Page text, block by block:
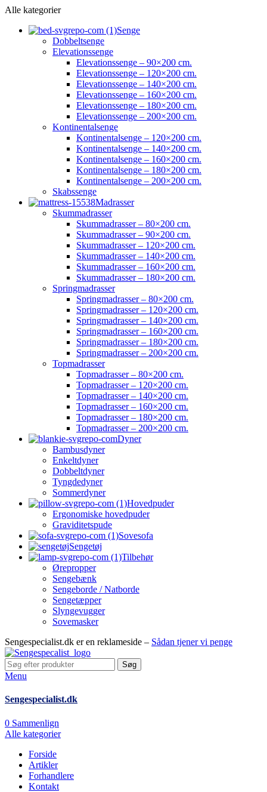
Alle kategorier
Senge
Dobbeltsenge
Elevationssenge
Elevationssenge – 90×200 cm.
Elevationssenge – 120×200 cm.
Elevationssenge – 140×200 cm.
Elevationssenge – 160×200 cm.
Elevationssenge – 180×200 cm.
Elevationssenge – 200×200 cm.
Kontinentalsenge
Kontinentalsenge – 120×200 cm.
Kontinentalsenge – 140×200 cm.
Kontinentalsenge – 160×200 cm.
Kontinentalsenge – 180×200 cm.
Kontinentalsenge – 200×200 cm.
Skabssenge
Madrasser
Skummadrasser
Skummadrasser – 80×200 cm.
Skummadrasser – 90×200 cm.
Skummadrasser – 120×200 cm.
Skummadrasser – 140×200 cm.
Skummadrasser – 160×200 cm.
Skummadrasser – 180×200 cm.
Springmadrasser
Springmadrasser – 80×200 cm.
Springmadrasser – 120×200 cm.
Springmadrasser – 140×200 cm.
Springmadrasser – 160×200 cm.
Springmadrasser – 180×200 cm.
Springmadrasser – 200×200 cm.
Topmadrasser
Topmadrasser – 80×200 cm.
Topmadrasser – 120×200 cm.
Topmadrasser – 140×200 cm.
Topmadrasser – 160×200 cm.
Topmadrasser – 180×200 cm.
Topmadrasser – 200×200 cm.
Dyner
Bambusdyner
Enkeltdyner
Dobbeltdyner
Tyngdedyner
Sommerdyner
Hovedpuder
Ergonomiske hovedpuder
Graviditetspude
Sovesofa
Sengetøj
Tilbehør
Ørepropper
Sengebænk
Sengeborde / Natborde
Sengetæpper
Slyngevugger
Sovemasker
Sengespecialist.dk er en reklameside – Sådan tjener vi penge
Søg
Menu
Sengespecialist.dk
0 Sammenlign
Alle kategorier
Forside
Artikler
Forhandlere
Kontakt